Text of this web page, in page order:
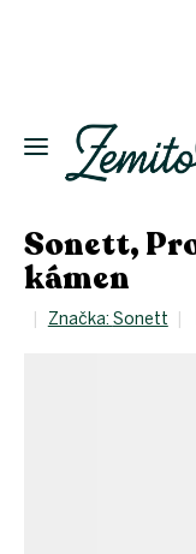
Eko
domácnost
Kosmetika
Eko
láhve
Akce
Sonett,
kámen
Značka: Sonett